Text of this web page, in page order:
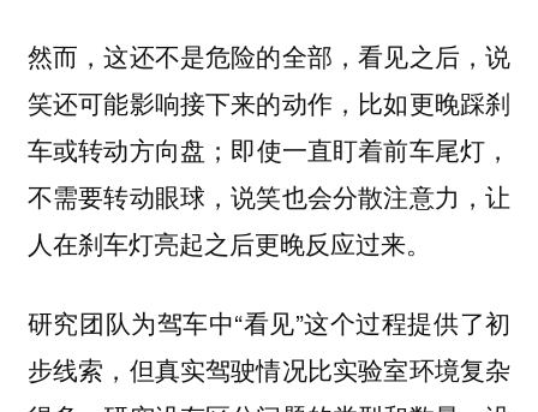
然而，这还不是危险的全部，看见之后，说
笑还可能影响接下来的动作，比如更晚踩刹
车或转动方向盘 ；即使一直盯着前车尾灯，
不需要转动眼球，说笑也会分散注意力，让
人在刹车灯亮起之后更晚反应过来。
研究团队为驾车中“看见”这个过程提供了初
步线索，但真实驾驶情况比实验室环境复杂